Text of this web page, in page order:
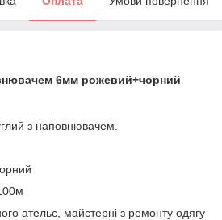
6мм рожевий+чорний
з наповнювачем.
ательє, майстерні з ремонту одягу